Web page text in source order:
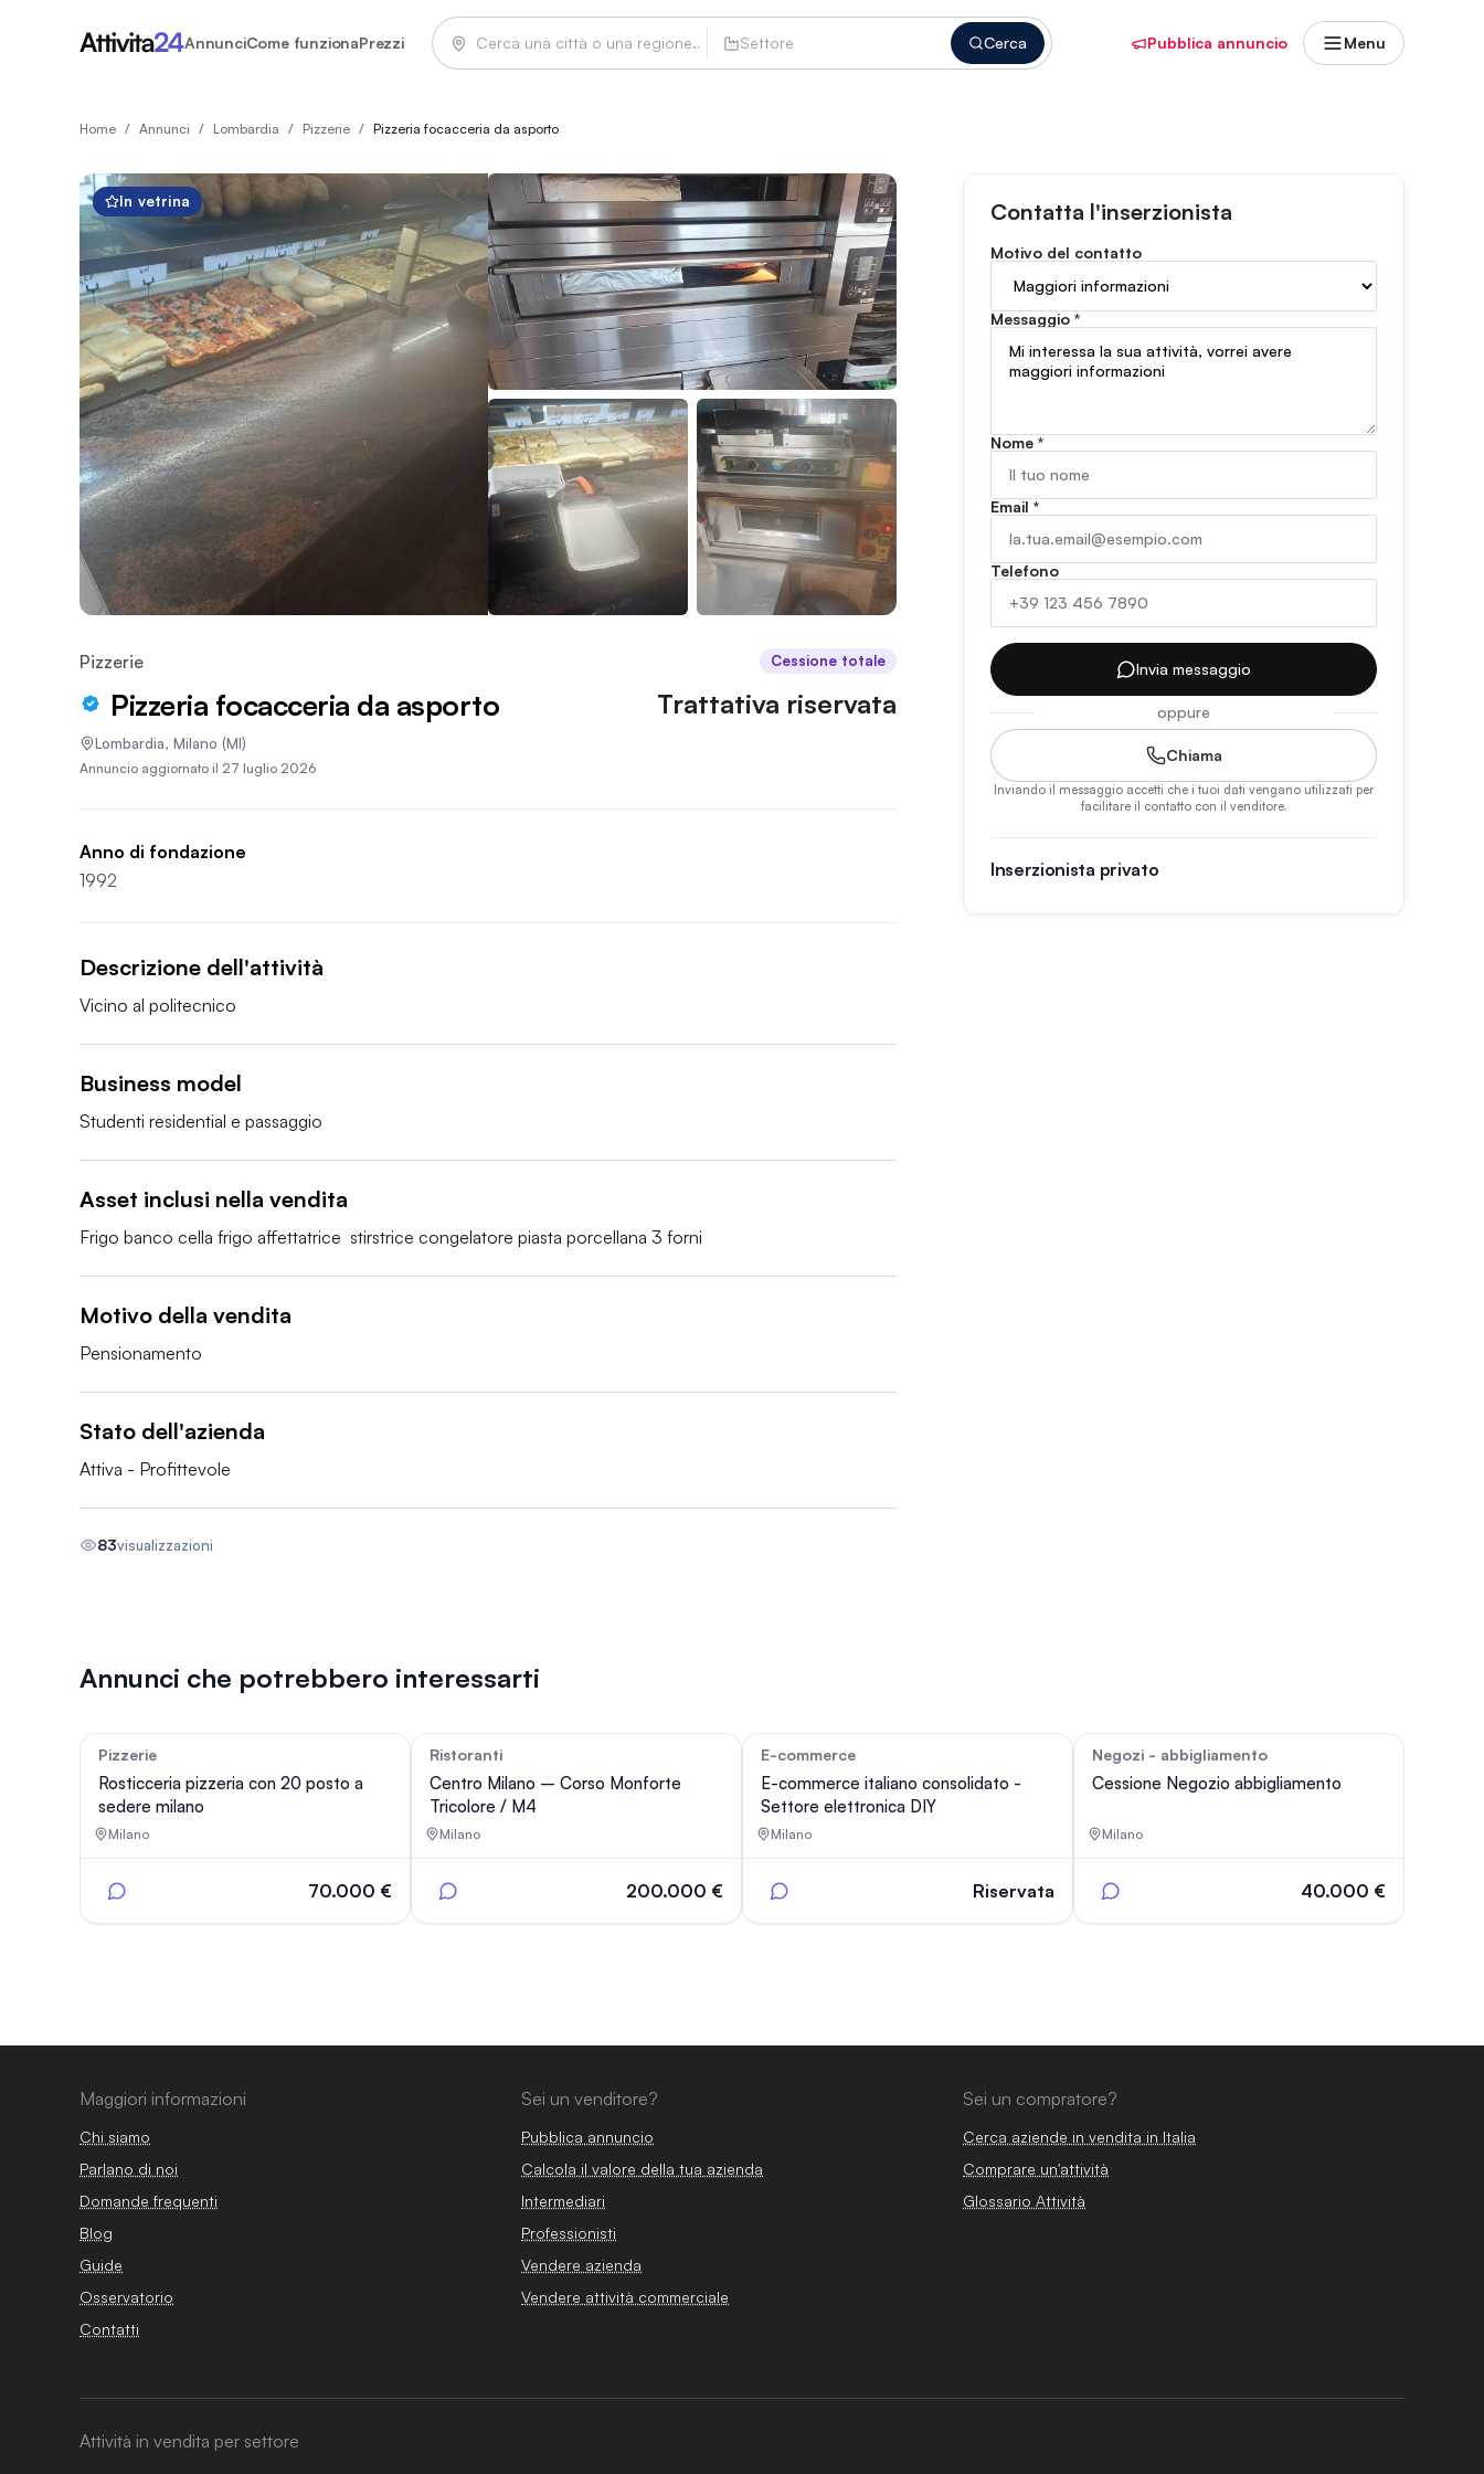
AnnunciCome funzionaPrezzi Settore Cerca Pubblica annuncio Menu
Home / Annunci / Lombardia / Pizzerie / Pizzeria focacceria da asporto
In vetrina
Pizzerie Cessione totale
Pizzeria focacceria da asporto
Lombardia, Milano (MI)
Trattativa riservata
Annuncio aggiornato il 27 luglio 2026
Anno di fondazione
1992
Descrizione dell'attività
Vicino al politecnico
Business model
Studenti residential e passaggio
Asset inclusi nella vendita
Frigo banco cella frigo affettatrice  stirstrice congelatore piasta porcellana 3 forni
Motivo della vendita
Pensionamento
Stato dell'azienda
Attiva - Profittevole
83visualizzazioni
Contatta l'inserzionista
Motivo del contatto
Messaggio *
Nome *
Email *
Telefono
Invia messaggio
oppure
Chiama
Inviando il messaggio accetti che i tuoi dati vengano utilizzati per
facilitare il contatto con il venditore.
Inserzionista privato
Annunci che potrebbero interessarti
Pizzerie
Rosticceria pizzeria con 20 posto a
sedere milano
Milano
70.000 €
Ristoranti
Centro Milano – Corso Monforte
Tricolore / M4
Milano
200.000 €
E-commerce
E-commerce italiano consolidato -
Settore elettronica DIY
Milano
Riservata
Negozi - abbigliamento
Cessione Negozio abbigliamento
Milano
40.000 €
Maggiori informazioni
Chi siamo
Parlano di noi
Domande frequenti
Blog
Guide
Osservatorio
Contatti
Sei un venditore?
Pubblica annuncio
Calcola il valore della tua azienda
Intermediari
Professionisti
Vendere azienda
Vendere attività commerciale
Sei un compratore?
Cerca aziende in vendita in Italia
Comprare un'attività
Glossario Attività
Attività in vendita per settore